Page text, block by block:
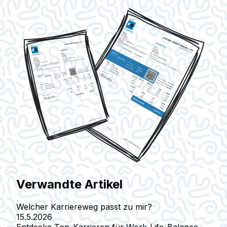
Verwandte Artikel
Welcher Karriereweg passt zu mir?
15.5.2026